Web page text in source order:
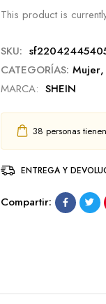
This product is
SKU:
CATEGORÍAS: Mujer,
MARCA: SHEIN
38 personas
ENTREGA Y
Compartir: